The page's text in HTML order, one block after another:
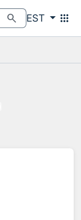
search EST apps